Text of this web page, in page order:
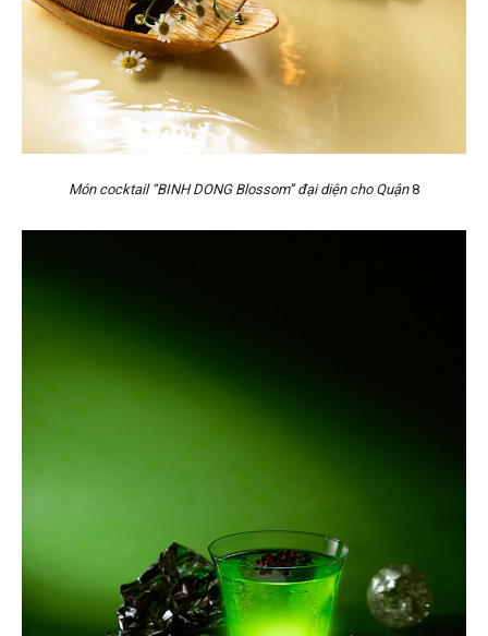
Món cocktail “BINH DONG Blossom” đại diện cho Quận8